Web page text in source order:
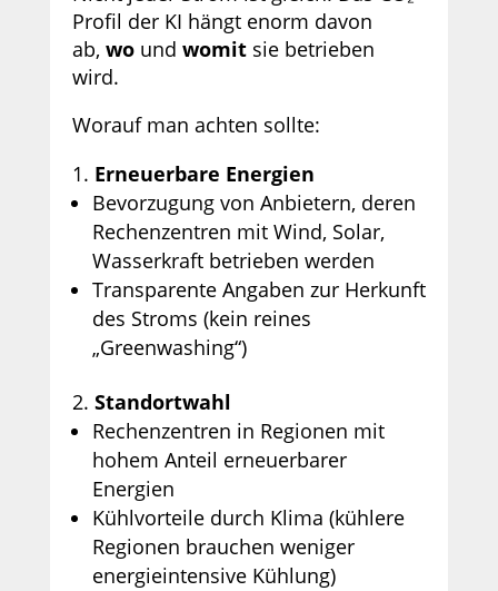
Profil der KI hängt enorm davon
ab, wound womitsie betrieben
wird.
Worauf man achten sollte:
Erneuerbare Energien
Bevorzugung von Anbietern, deren
Rechenzentren mit Wind, Solar,
Wasserkraft betrieben werden
Transparente Angaben zur Herkunft
des Stroms (kein reines
„Greenwashing“)
Standortwahl
Rechenzentren in Regionen mit
hohem Anteil erneuerbarer
Energien
Kühlvorteile durch Klima (kühlere
Regionen brauchen weniger
energieintensive Kühlung)